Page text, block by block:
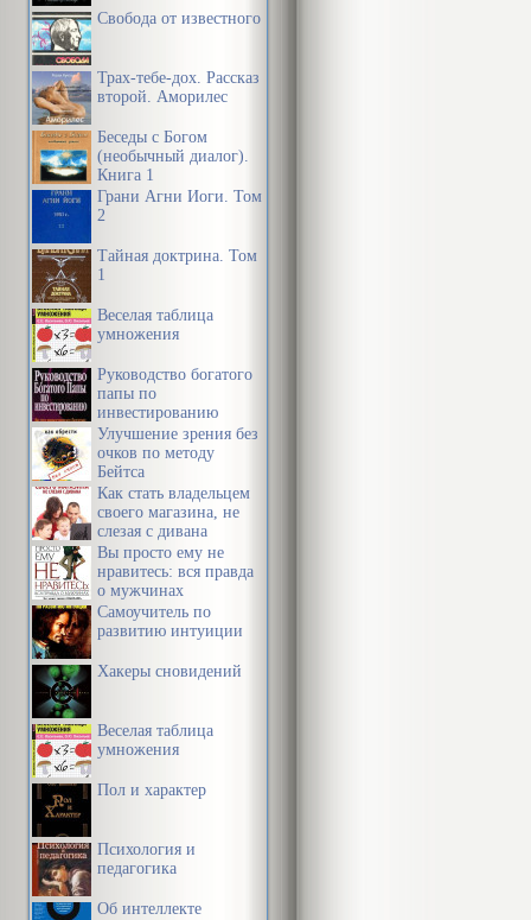
Свобода от известного
Трах-тебе-дох. Рассказ
второй. Аморилес
Беседы с Богом
(необычный диалог).
Книга 1
Грани Агни Йоги. Том
2
Тайная доктрина. Том
1
Веселая таблица
умножения
Руководство богатого
папы по
инвестированию
Улучшение зрения без
очков по методу
Бейтса
Как стать владельцем
своего магазина, не
слезая с дивана
Вы просто ему не
нравитесь: вся правда
о мужчинах
Самоучитель по
развитию интуиции
Хакеры сновидений
Веселая таблица
умножения
Пол и характер
Психология и
педагогика
Об интеллекте